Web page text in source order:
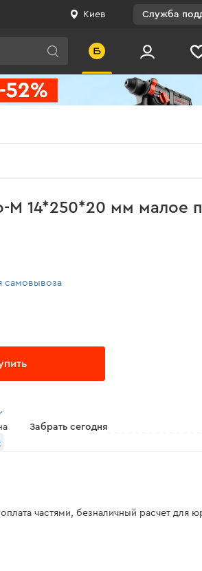
Киев Служба
M 14*250*20 мм малое
самовывоза
Забрать сегодня
частями, безналичный расчет для